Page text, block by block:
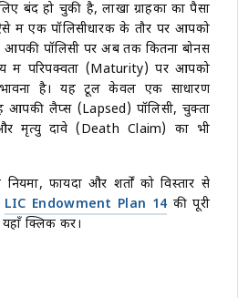
बंद हो चुकी है, लाखों ग्राहकों का पैसा
में एक पॉलिसीधारक के तौर पर आपको
पॉलिसी पर अब तक कितना बोनस
में परिपक्वता (Maturity) पर आपको
है। यह टूल केवल एक साधारण
लैप्स (Lapsed) पॉलिसी, चुक्ता
मृत्यु दावे (Death Claim) का भी
फायदों और शर्तों को विस्तार से
LIC Endowment Plan 14 की पूरी
क्लिक करें।